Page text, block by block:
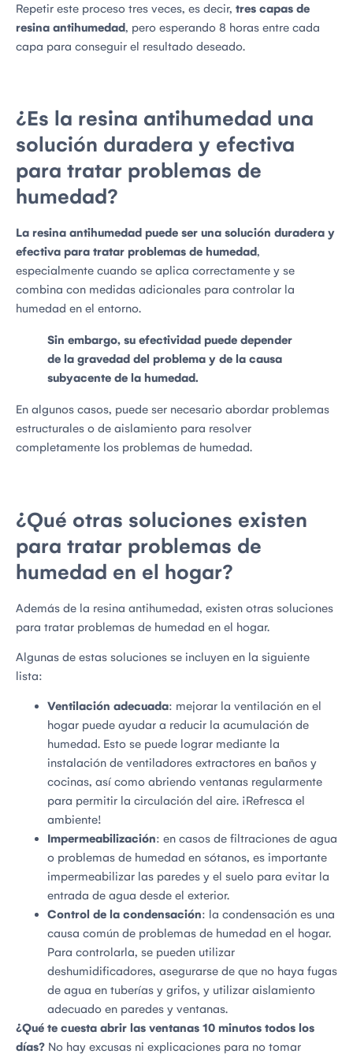
Repetir este proceso tres veces, es decir, tres capas de
resina antihumedad, pero esperando 8 horas entre cada
capa para conseguir el resultado deseado.
¿Es la resina antihumedad una
solución duradera y efectiva
para tratar problemas de
humedad?
La resina antihumedad puede ser una solución duradera y
efectiva para tratar problemas de humedad,
especialmente cuando se aplica correctamente y se
combina con medidas adicionales para controlar la
humedad en el entorno.
Sin embargo, su efectividad puede depender
de la gravedad del problema y de la causa
subyacente de la humedad.
En algunos casos, puede ser necesario abordar problemas
estructurales o de aislamiento para resolver
completamente los problemas de humedad.
¿Qué otras soluciones existen
para tratar problemas de
humedad en el hogar?
Además de la resina antihumedad, existen otras soluciones
para tratar problemas de humedad en el hogar.
Algunas de estas soluciones se incluyen en la siguiente
lista:
Ventilación adecuada: mejorar la ventilación en el
hogar puede ayudar a reducir la acumulación de
humedad. Esto se puede lograr mediante la
instalación de ventiladores extractores en baños y
cocinas, así como abriendo ventanas regularmente
para permitir la circulación del aire. ¡Refresca el
ambiente!
Impermeabilización: en casos de filtraciones de agua
o problemas de humedad en sótanos, es importante
impermeabilizar las paredes y el suelo para evitar la
entrada de agua desde el exterior.
Control de la condensación: la condensación es una
causa común de problemas de humedad en el hogar.
Para controlarla, se pueden utilizar
deshumidificadores, asegurarse de que no haya fugas
de agua en tuberías y grifos, y utilizar aislamiento
adecuado en paredes y ventanas.
¿Qué te cuesta abrir las ventanas 10 minutos todos los
días? No hay excusas ni explicaciones para no tomar